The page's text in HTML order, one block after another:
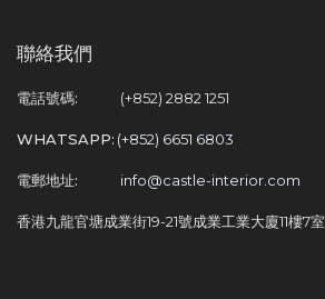
聯絡我們
電話號碼: (+852) 2882 1251
WHATSAPP: (+852) 6651 6803
電郵地址: info@castle-interior.com
香港九龍官塘成業街19-21號成業工業大廈11樓7室